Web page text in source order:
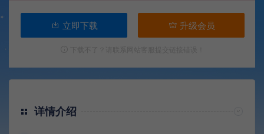
立即下载 升级会员
详情介绍